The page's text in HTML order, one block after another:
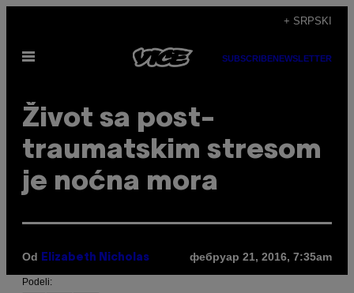
садржај
+ SRPSKI
Otvori
SUBSCRIBENEWSLETTER
Život sa post-
traumatskim stresom
je noćna mora
Od Elizabeth Nicholas фебруар 21, 2016, 7:35am
Podeli: